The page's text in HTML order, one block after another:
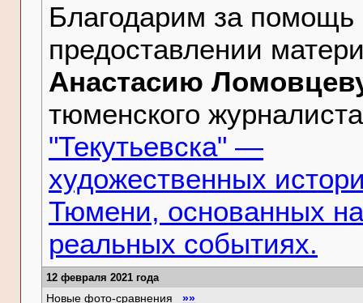
Благодарим за помощь
предоставлении
Анастасию
тюменского
"Текутьевска" —
художественных
Тюмени, основанных на
реальных событиях.
12 февраля 2021 года
Новые фото-сравнения »»